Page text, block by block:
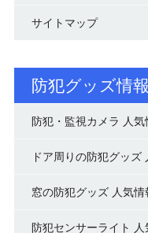
サイトマップ
防犯グッズ情報
防犯・監視カメラ 人気
ドア周りの防犯グッズ
窓の防犯グッズ 人気情
防犯センサーライト 人